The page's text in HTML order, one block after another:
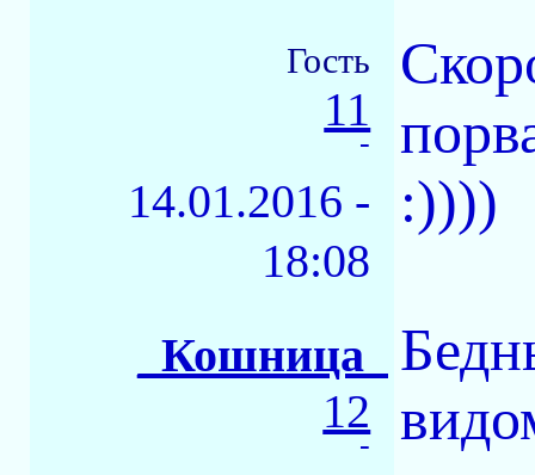
Гость
11
-
14.01.2016 -
18:08
:))))
_Кошница_
12
-